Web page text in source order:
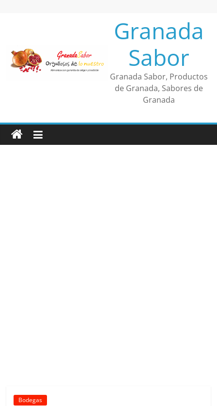
Granada
Sabor
Granada Sabor, Productos
de Granada, Sabores de
Granada
Bodegas